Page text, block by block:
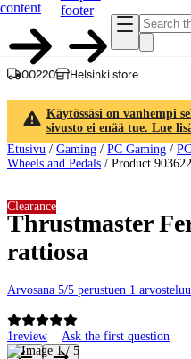
content
footer
00220 Helsinki store
Käytössäsi on vanhempi
sivusto ei enää tue. Lue
Etusivu / Gaming / PC Gaming /
Wheels and Pedals / Product 903622
Thrustmaster
rattiosa
Arvosana 5/5 perustuen 1
1review Ask the first question
Clearance